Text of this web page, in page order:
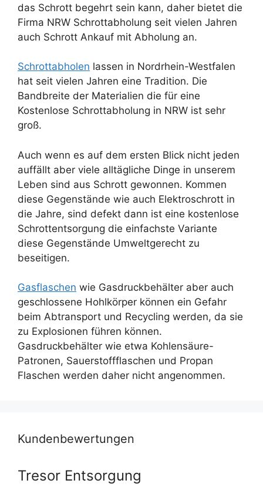
das Schrott begehrt sein kann, daher bietet die
Firma NRW Schrottabholung seit vielen Jahren
auch Schrott Ankauf mit Abholung an.
Schrottabholen lassen in Nordrhein-Westfalen
hat seit vielen Jahren eine Tradition. Die
Bandbreite der Materialien die für eine
Kostenlose Schrottabholung in NRW ist sehr
groß.
Auch wenn es auf dem ersten Blick nicht jeden
auffällt aber viele alltägliche Dinge in unserem
Leben sind aus Schrott gewonnen. Kommen
diese Gegenstände wie auch Elektroschrott in
die Jahre, sind defekt dann ist eine kostenlose
Schrottentsorgung die einfachste Variante
diese Gegenstände Umweltgerecht zu
beseitigen.
Gasflaschen wie Gasdruckbehälter aber auch
geschlossene Hohlkörper können ein Gefahr
beim Abtransport und Recycling werden, da sie
zu Explosionen führen können.
Gasdruckbehälter wie etwa Kohlensäure-
Patronen, Sauerstoffflaschen und Propan
Flaschen werden daher nicht angenommen.
Kundenbewertungen
Tresor Entsorgung